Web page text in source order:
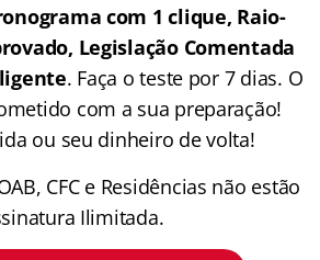
com 1 clique, Raio-
Legislação Comentada
. Faça o teste por 7 dias. O
com a sua preparação!
ou seu dinheiro de volta!
CFC e Residências não estão
Ilimitada.